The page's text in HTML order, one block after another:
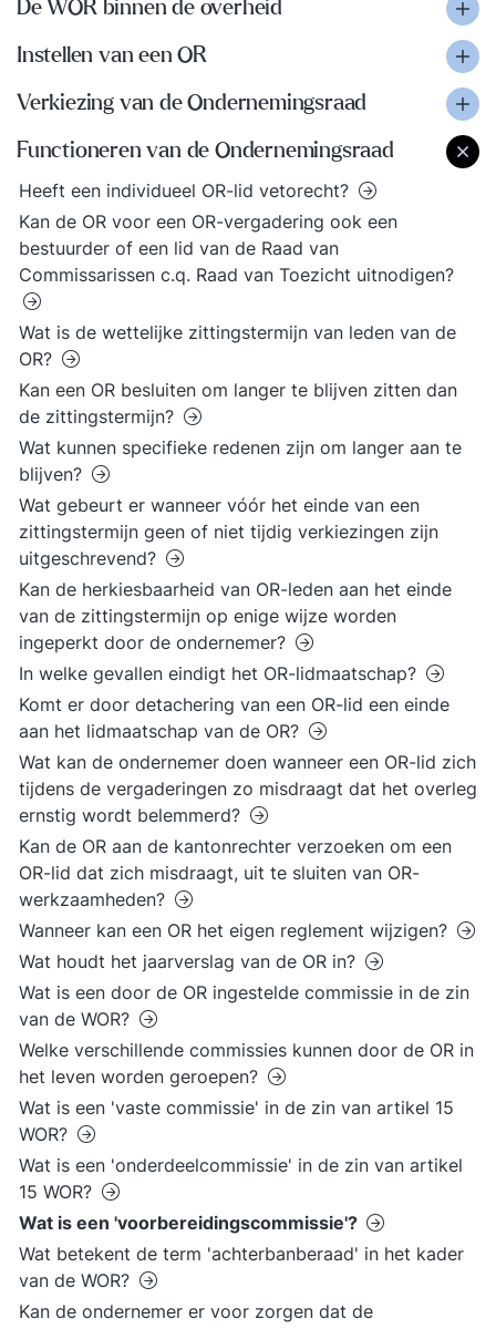
De WOR binnen de overheid
Instellen van een OR
Verkiezing van de Ondernemingsraad
Functioneren van de Ondernemingsraad
Heeft een individueel OR-lid vetorecht?
Kan de OR voor een OR-vergadering ook een
bestuurder of een lid van de Raad van
Commissarissen c.q. Raad van Toezicht uitnodigen?
Wat is de wettelijke zittingstermijn van leden van de
OR?
Kan een OR besluiten om langer te blijven zitten dan
de zittingstermijn?
Wat kunnen specifieke redenen zijn om langer aan te
blijven?
Wat gebeurt er wanneer vóór het einde van een
zittingstermijn geen of niet tijdig verkiezingen zijn
uitgeschrevend?
Kan de herkiesbaarheid van OR-leden aan het einde
van de zittingstermijn op enige wijze worden
ingeperkt door de ondernemer?
In welke gevallen eindigt het OR-lidmaatschap?
Komt er door detachering van een OR-lid een einde
aan het lidmaatschap van de OR?
Wat kan de ondernemer doen wanneer een OR-lid zich
tijdens de vergaderingen zo misdraagt dat het overleg
ernstig wordt belemmerd?
Kan de OR aan de kantonrechter verzoeken om een
OR-lid dat zich misdraagt, uit te sluiten van OR-
werkzaamheden?
Wanneer kan een OR het eigen reglement wijzigen?
Wat houdt het jaarverslag van de OR in?
Wat is een door de OR ingestelde commissie in de zin
van de WOR?
Welke verschillende commissies kunnen door de OR in
het leven worden geroepen?
Wat is een 'vaste commissie' in de zin van artikel 15
WOR?
Wat is een 'onderdeelcommissie' in de zin van artikel
15 WOR?
Wat is een 'voorbereidingscommissie'?
Wat betekent de term 'achterbanberaad' in het kader
van de WOR?
Kan de ondernemer er voor zorgen dat de